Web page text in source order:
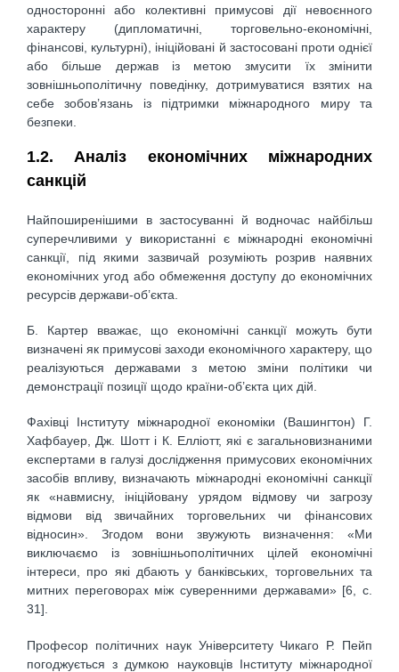
односторонні або колективні примусові дії невоєнного
характеру (дипломатичні, торговельно-економічні,
фінансові, культурні), ініційовані й застосовані проти однієї
або більше держав із метою змусити їх змінити
зовнішньополітичну поведінку, дотримуватися взятих на
себе зобов’язань із підтримки міжнародного миру та
безпеки.
1.2. Аналіз економічних міжнародних
санкцій
Найпоширенішими в застосуванні й водночас найбільш
суперечливими у використанні є міжнародні економічні
санкції, під якими зазвичай розуміють розрив наявних
економічних угод або обмеження доступу до економічних
ресурсів держави-об’єкта.
Б. Картер вважає, що економічні санкції можуть бути
визначені як примусові заходи економічного характеру, що
реалізуються державами з метою зміни політики чи
демонстрації позиції щодо країни-об’єкта цих дій.
Фахівці Інституту міжнародної економіки (Вашингтон) Г.
Хафбауер, Дж. Шотт і К. Елліотт, які є загальновизнаними
експертами в галузі дослідження примусових економічних
засобів впливу, визначають міжнародні економічні санкції
як «навмисну, ініційовану урядом відмову чи загрозу
відмови від звичайних торговельних чи фінансових
відносин». Згодом вони звужують визначення: «Ми
виключаємо із зовнішньополітичних цілей економічні
інтереси, про які дбають у банківських, торговельних та
митних переговорах між суверенними державами» [6, с.
31].
Професор політичних наук Університету Чикаго Р. Пейп
погоджується з думкою науковців Інституту міжнародної